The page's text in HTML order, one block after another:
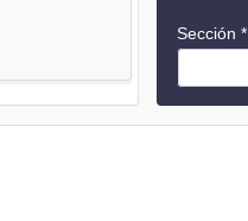
Sección *